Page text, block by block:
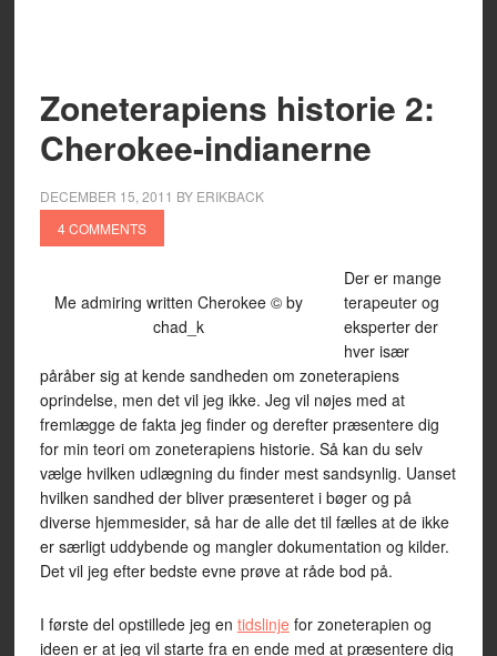
Zoneterapiens historie 2:
Cherokee-indianerne
DECEMBER 15, 2011 BY ERIKBACK
4 COMMENTS
Me admiring written Cherokee © by
chad_k
Der er mange
terapeuter og
eksperter der
hver især
påråber sig at kende sandheden om zoneterapiens
oprindelse, men det vil jeg ikke. Jeg vil nøjes med at
fremlægge de fakta jeg finder og derefter præsentere dig
for min teori om zoneterapiens historie. Så kan du selv
vælge hvilken udlægning du finder mest sandsynlig. Uanset
hvilken sandhed der bliver præsenteret i bøger og på
diverse hjemmesider, så har de alle det til fælles at de ikke
er særligt uddybende og mangler dokumentation og kilder.
Det vil jeg efter bedste evne prøve at råde bod på.
I første del opstillede jeg en tidslinje for zoneterapien og
ideen er at jeg vil starte fra en ende med at præsentere dig